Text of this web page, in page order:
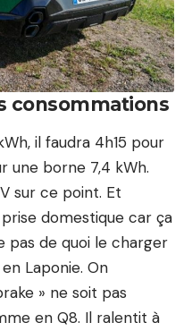
consommations
il faudra 4h15 pour
une borne 7,4 kWh.
sur ce point. Et
domestique car ça
pas de quoi le charger
Laponie. On
» ne soit pas
en Q8. Il ralentit à